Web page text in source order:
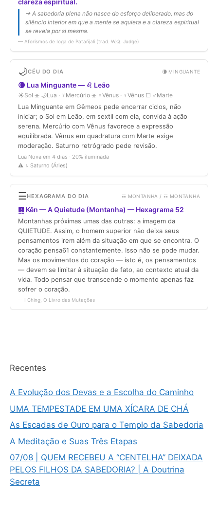
Recentes
A Evolução dos Devas e a Escolha do Caminho
UMA TEMPESTADE EM UMA XÍCARA DE CHÁ
As Escadas de Ouro para o Templo da Sabedoria
A Meditação e Suas Três Etapas
07/08 | QUEM RECEBEU A “CENTELHA” DEIXADA
PELOS FILHOS DA SABEDORIA? | A Doutrina
Secreta